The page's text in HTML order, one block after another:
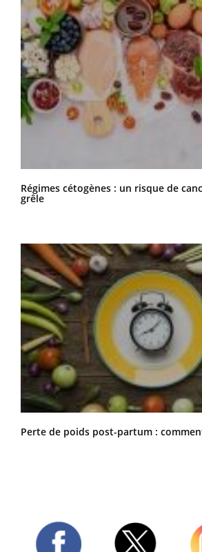
Régimes cétogènes : un risque de
grêle
Perte de poids post-partum :